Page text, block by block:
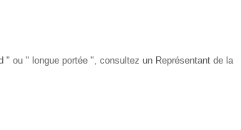
ou " longue portée ", consultez un Représentant de la